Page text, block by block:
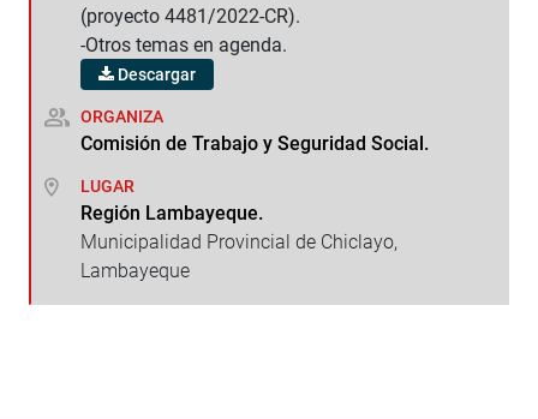
(proyecto 4481/2022-CR).
-Otros temas en agenda.
Descargar
ORGANIZA
Comisión de Trabajo y Seguridad Social.
LUGAR
Región Lambayeque.
Municipalidad Provincial de Chiclayo,
Lambayeque